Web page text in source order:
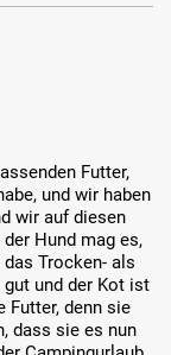
Futter,
und wir haben
wir auf diesen
Hund mag es,
Trocken- als
und der Kot ist
denn sie
dass sie es nun